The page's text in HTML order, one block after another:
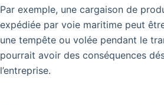
Par exemple, une cargaison de
expédiée par voie maritime peut
une tempête ou volée pendant le
pourrait avoir des conséquences
l’entreprise.